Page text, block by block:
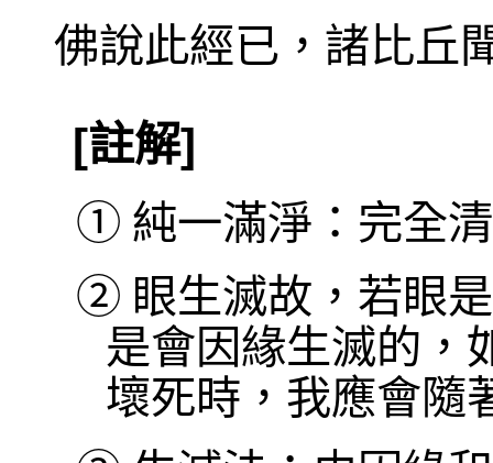
佛說此經已，諸比丘
[註解]
① 純一滿淨：完全
② 眼生滅故，若眼
是會因緣生滅的，
壞死時，我應會隨